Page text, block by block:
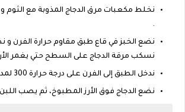
نخلط مكعبات مرق الدجاج المذوبة مع الثوم
.
نضع الخبز في قاع طبق مقاوم حرارة الفرن و
نسكب مرقة الدجاج على السطح حتي يغمر
ندخل الطبق إلى الفرن على درجة حرارة 300 لمدة 40 دقيقة .
نضع الدجاج فوق الأرز المطبوخ، ثم يصب